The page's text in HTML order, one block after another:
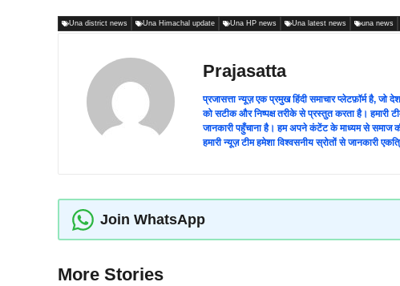
Una district news Una Himachal update Una HP news Una latest news una news
Prajasatta
प्रजासत्ता न्यूज़ एक प्रमुख हिंदी समाचार प्लेटफ़ॉर्म है,
को सटीक और निष्पक्ष तरीके से प्रस्तुत करता है। हमारी
जानकारी पहुँचाना है। हम अपने कंटेंट के माध्यम से समाज
हमारी न्यूज़ टीम हमेशा विश्वसनीय स्रोतों से जानकारी
Join WhatsApp
More Stories